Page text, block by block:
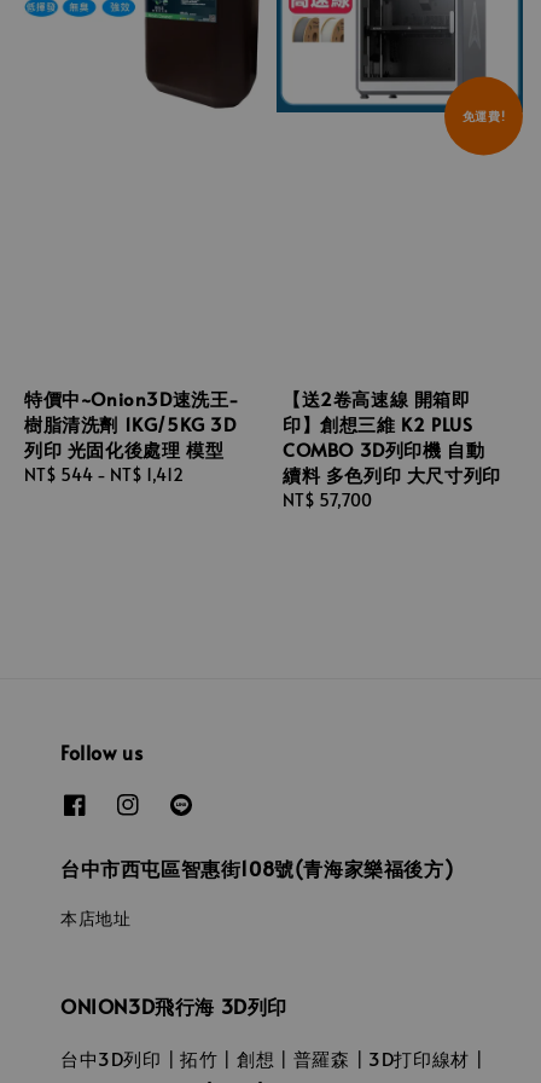
特價中~Onion3D速洗王-
樹脂清洗劑 1KG/5KG 3D
列印 光固化後處理 模型
Regular
NT$ 544 - NT$ 1,412
免運費!
【送2卷高速線 開箱即
印】創想三維 K2 PLUS
COMBO 3D列印機 自動
續料 多色列印 大尺寸列印
Regular
NT$ 57,700
Follow us
台中市西屯區智惠街108號(青海家樂福後方)
本店地址
ONION3D飛行海 3D列印
台中3D列印┃拓竹┃創想┃普羅森┃3D打印線材┃